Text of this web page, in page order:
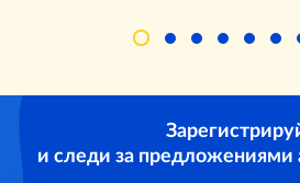
От 1 до 4 строк Плохой контакт
◆ Аксессуары◆
и следи за предложениями